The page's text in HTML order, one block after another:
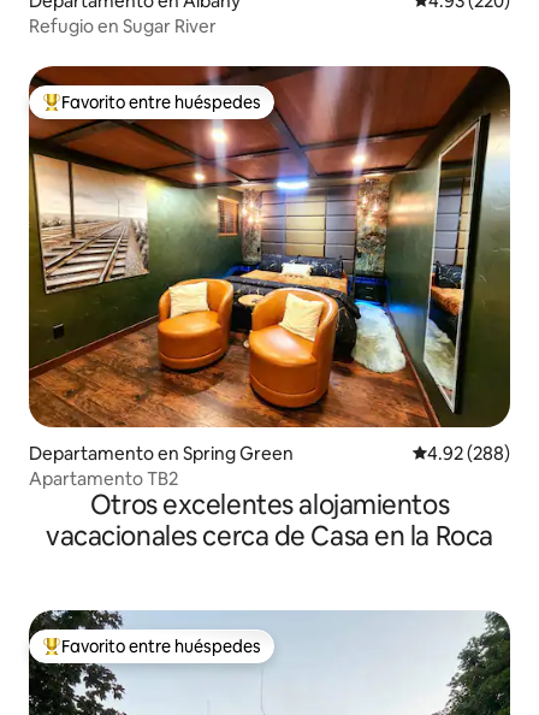
Refugio en Sugar River
De los mejores en Favorito entre huéspedes
Favorito entre huéspedes
Departamento en Spring Green Calificación
4.92 (288)
Apartamento TB2
Otros excelentes alojamientos
vacacionales cerca de Casa en la Roca
De los mejores en Favorito entre huéspedes
Favorito entre huéspedes